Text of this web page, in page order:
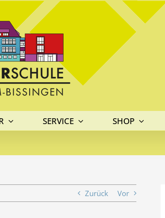
SERVICE SHOP
Zurück Vor